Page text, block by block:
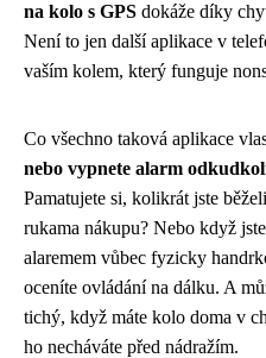
na kolo s GPS dokáže díky
Není to jen další aplikace v
vaším kolem, který funguje
Co všechno taková aplikace
nebo vypnete alarm
Pamatujete si, kolikrát jste
rukama nákupu? Nebo když
alaremem vůbec fyzicky
oceníte ovládání na dálku. A
tichý, když máte kolo doma v
ho necháváte před nádražím.